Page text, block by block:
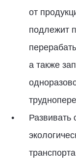
от
подлежит
а также
Развивать